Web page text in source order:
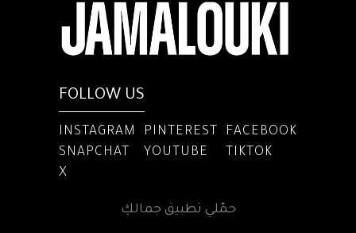
FOLLOW US
INSTAGRAM PINTEREST
FACEBOOK
SNAPCHAT
YOUTUBE
TIKTOK
X
حمّلي تطبيق جمالكِ